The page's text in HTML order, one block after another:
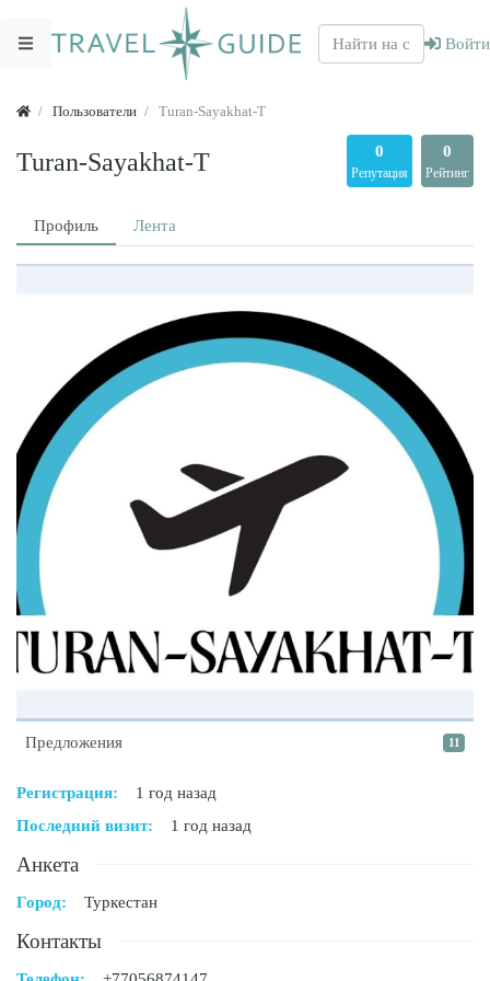
Войти
Пользователи Turan-Sayakhat-T
Turan-Sayakhat-T 0
Репутация
0
Рейтинг
Профиль Лента
Предложения 11
Регистрация:
1 год назад
Последний визит:
1 год назад
Анкета
Город: Туркестан
Контакты